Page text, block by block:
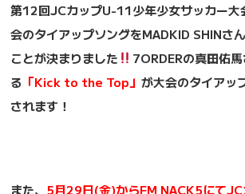
第12回JCカップU-11少年少女サッカー大
会のタイアップソングをMADKID SHINさ
ことが決まりました
7ORDERの真田佑
る 「Kick to the Top」が大会のタイアッ
されます！
また、 5月29日(金)からFM NACK5にてJC